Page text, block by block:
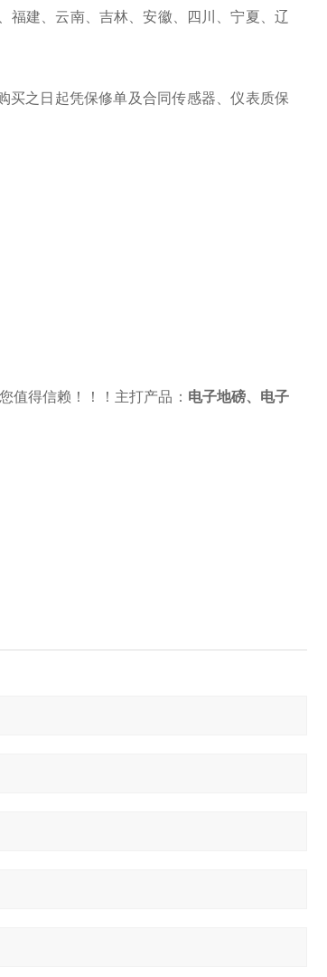
福建、云南、吉林、安徽、四川、宁夏、辽
买之日起凭保修单及合同传感器、仪表质保
值得信赖！！！主打产品： 电子地磅、 电子